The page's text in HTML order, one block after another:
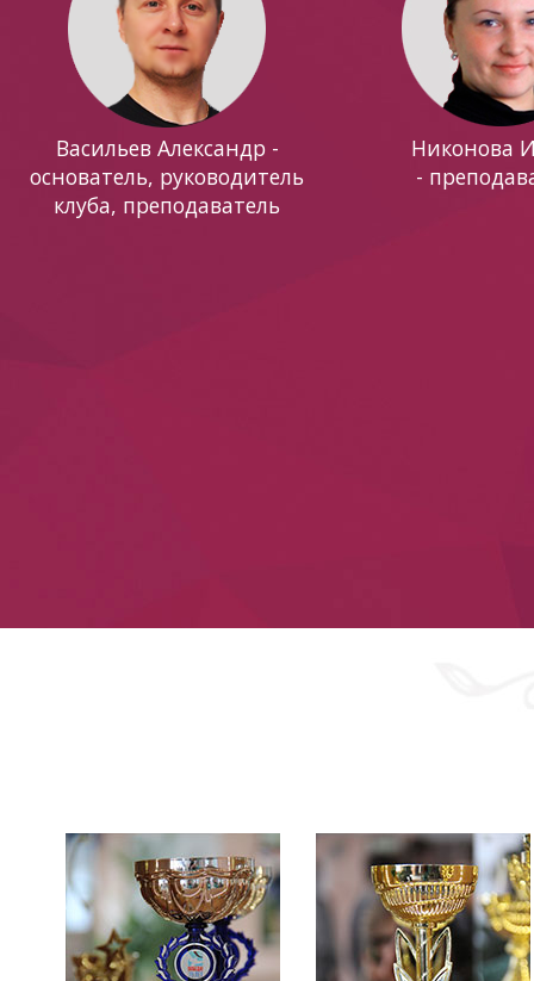
Васильев Александр -
основатель, руководитель
клуба, преподаватель
Никонова
-